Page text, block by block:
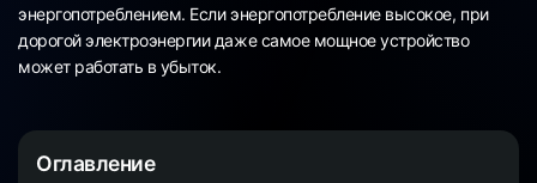
энергопотреблением. Если энергопотребление высокое, при
дорогой электроэнергии даже самое мощное устройство
может работать в убыток.
Оглавление